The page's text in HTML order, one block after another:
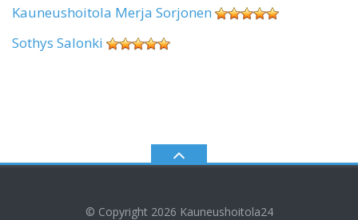
Kauneushoitola Merja Sorjonen
Sothys Salonki
© Copyright 2026 Kauneushoitola24